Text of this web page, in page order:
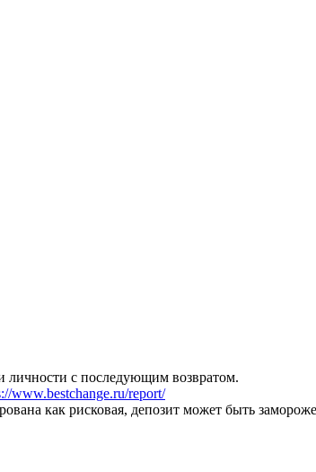
с последующим возвратом.
www.bestchange.ru/report/
как рисковая, депозит может быть